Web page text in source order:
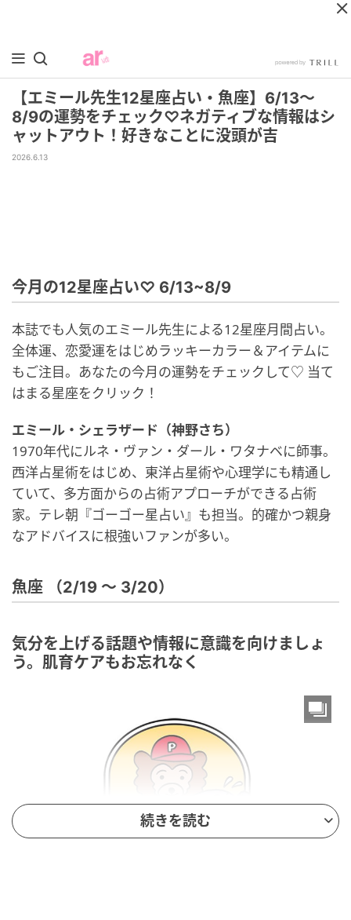
【エミール先生12星座占い・魚座】6/13～
8/9の運勢をチェック♡ネガティブな情報はシ
ャットアウト！好きなことに没頭が吉
2026.6.13
今月の12星座占い♡ 6/13~8/9
本誌でも人気のエミール先生による12星座月間占い。
全体運、恋愛運をはじめラッキーカラー＆アイテムに
もご注目。あなたの今月の運勢をチェックして♡ 当て
はまる星座をクリック！
エミール・シェラザード（神野さち）
1970年代にルネ・ヴァン・ダール・ワタナベに師事。
西洋占星術をはじめ、東洋占星術や心理学にも精通し
ていて、多方面からの占術アプローチができる占術
家。テレ朝『ゴーゴー星占い』も担当。的確かつ親身
なアドバイスに根強いファンが多い。
魚座 （2/19 〜 3/20）
気分を上げる話題や情報に意識を向けましょ
う。肌育ケアもお忘れなく
続きを読む